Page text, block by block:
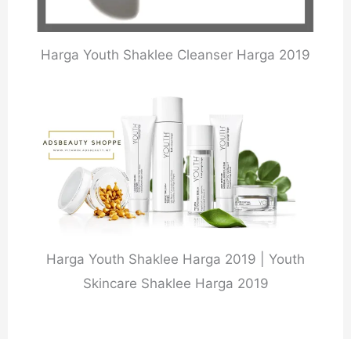
Harga Youth Shaklee Cleanser Harga 2019
Harga Youth Shaklee Harga 2019 | Youth
Skincare Shaklee Harga 2019